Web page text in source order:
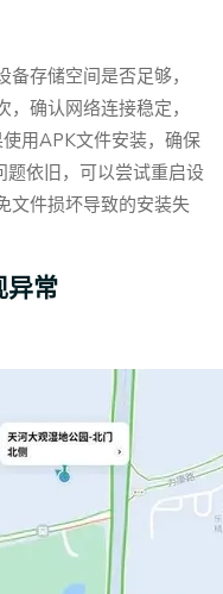
存储空间是否足够，
确认网络连接稳定，
用APK文件安装，确保
题依旧，可以尝试重启设
文件损坏导致的安装失
异常